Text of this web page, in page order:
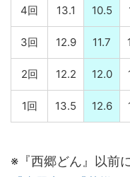
4回 13.1 10.5
3回 12.9 11.7
2回 12.2 12.0
1回 13.5 12.6
※『西郷どん』以前